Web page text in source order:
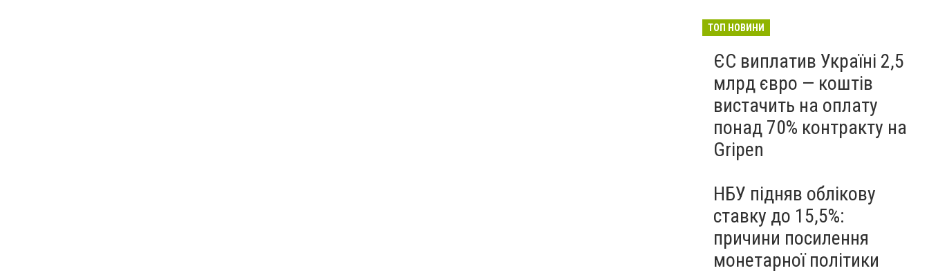
ТОП НОВИНИ
ЄС виплатив Україні 2,5
млрд євро — коштів
вистачить на оплату
понад 70% контракту на
Gripen
НБУ підняв облікову
ставку до 15,5%:
причини посилення
монетарної політики